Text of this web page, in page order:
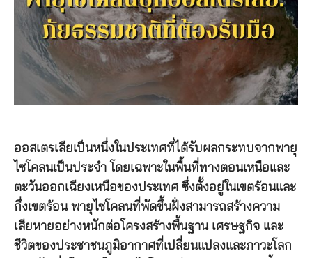
ออสเตรเลียเป็นหนึ่งในประเทศที่ได้รับผลกระทบจากพายุ
ไซโคลนเป็นประจำ โดยเฉพาะในพื้นที่ทางตอนเหนือและ
ตะวันออกเฉียงเหนือของประเทศ ซึ่งตั้งอยู่ในเขตร้อนและ
กึ่งเขตร้อน พายุไซโคลนที่พัดขึ้นฝั่งสามารถสร้างความ
เสียหายอย่างหนักต่อโครงสร้างพื้นฐาน เศรษฐกิจ และ
ชีวิตของประชาชนภูมิอากาศที่เปลี่ยนแปลงและภาวะโลก